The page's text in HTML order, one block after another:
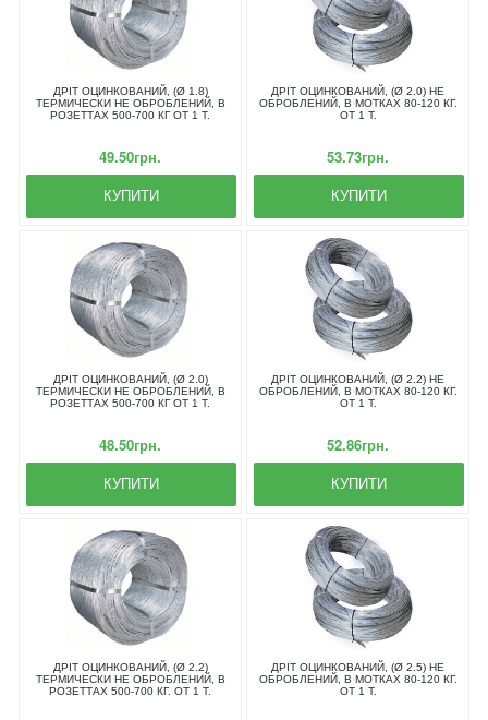
ДРІТ ОЦИНКОВАНИЙ, (Ø 1.8)
ТЕРМИЧЕСКИ НЕ ОБРОБЛЕНИЙ, В
РОЗЕТТАХ 500-700 КГ ОТ 1 Т.
49.50грн.
КУПИТИ
ДРІТ ОЦИНКОВАНИЙ, (Ø 2.0) НЕ
ОБРОБЛЕНИЙ, В МОТКАХ 80-120 КГ.
ОТ 1 Т.
53.73грн.
КУПИТИ
ДРІТ ОЦИНКОВАНИЙ, (Ø 2.0)
ТЕРМИЧЕСКИ НЕ ОБРОБЛЕНИЙ, В
РОЗЕТТАХ 500-700 КГ ОТ 1 Т.
48.50грн.
КУПИТИ
ДРІТ ОЦИНКОВАНИЙ, (Ø 2.2) НЕ
ОБРОБЛЕНИЙ, В МОТКАХ 80-120 КГ.
ОТ 1 Т.
52.86грн.
КУПИТИ
ДРІТ ОЦИНКОВАНИЙ, (Ø 2.2)
ТЕРМИЧЕСКИ НЕ ОБРОБЛЕНИЙ, В
РОЗЕТТАХ 500-700 КГ. ОТ 1 Т.
ДРІТ ОЦИНКОВАНИЙ, (Ø 2.5) НЕ
ОБРОБЛЕНИЙ, В МОТКАХ 80-120 КГ.
ОТ 1 Т.